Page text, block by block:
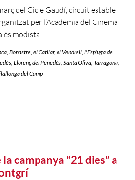
del Cicle Gaudí, circuit estable
per l’Acadèmia del Cinema
és modista.
Bonastre, el Catllar, el Vendrell, l'Espluga de
Llorenç del Penedès, Santa Oliva, Tarragona,
del Camp
campanya “21 dies” a